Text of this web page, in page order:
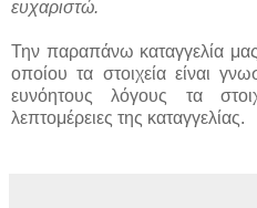
ευχαριστώ.
Την παραπάνω καταγγελία
οποίου τα στοιχεία είναι
ευνόητους λόγους τα
λεπτομέρειες της καταγγελίας.